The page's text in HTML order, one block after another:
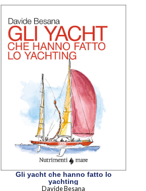
Gli yacht che hanno fatto lo
yachting
Davide Besana